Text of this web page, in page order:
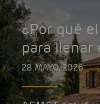
¿Por qué
para llenar
28 MAYO, 2026